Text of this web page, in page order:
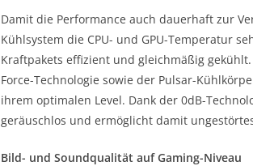
Damit die Performance auch dauerhaft zur
Kühlsystem die CPU- und GPU-Temperatur
Kraftpakets effizient und gleichmäßig
Force-Technologie sowie der Pulsar-
ihrem optimalen Level. Dank der 0dB-
geräuschlos und ermöglicht damit
Bild- und Soundqualität auf Gaming-Niveau